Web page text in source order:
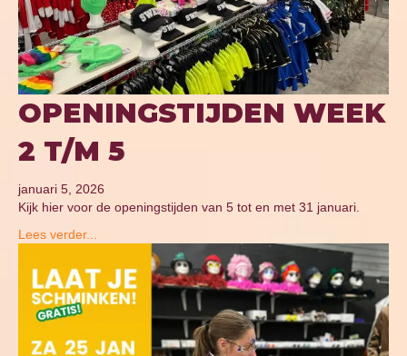
OPENINGSTIJDEN WEEK
2 T/M 5
januari 5, 2026
Kijk hier voor de openingstijden van 5 tot en met 31 januari.
Lees verder...